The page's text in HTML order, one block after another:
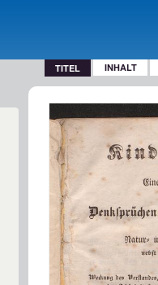
TITEL INHALT